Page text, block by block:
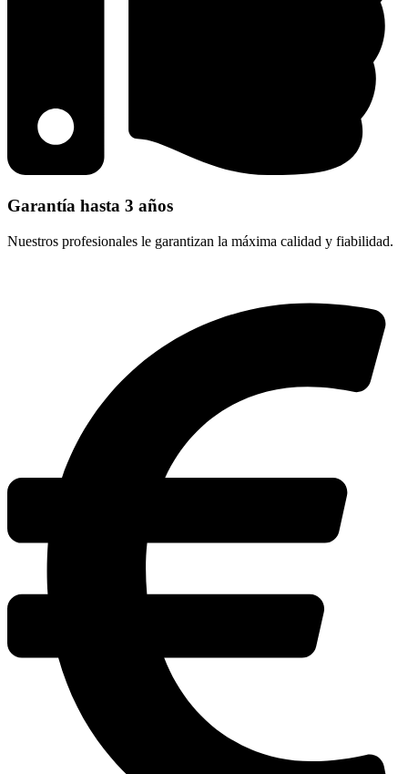
Garantía hasta 3 años
Nuestros profesionales le garantizan la máxima calidad y fiabilidad.